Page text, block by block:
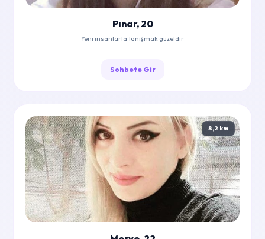
Pınar, 20
Yeni insanlarla tanışmak güzeldir
Sohbete Gir
8,2 km